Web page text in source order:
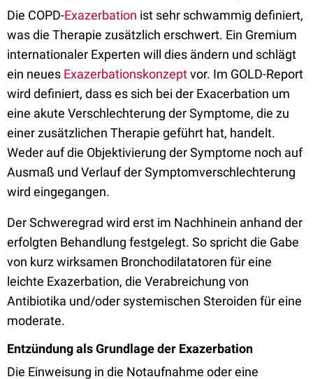
Die COPD-Exazerbation ist sehr schwammig definiert,
was die Therapie zusätzlich erschwert. Ein Gremium
internationaler Experten will dies ändern und schlägt
ein neues Exazerbationskonzeptvor. Im GOLD-Report
wird definiert, dass es sich bei der Exacerbation um
eine akute Verschlechterung der Symptome, die zu
einer zusätzlichen Therapie geführt hat, handelt.
Weder auf die Objektivierung der Symptome noch auf
Ausmaß und Verlauf der Symptomverschlechterung
wird eingegangen.
Der Schweregrad wird erst im Nachhinein anhand der
erfolgten Behandlung festgelegt. So spricht die Gabe
von kurz wirksamen Bronchodilatatoren für eine
leichte Exazerbation, die Verabreichung von
Antibiotika und/oder systemischen Steroiden für eine
moderate.
Entzündung als Grundlage der Exazerbation
Die Einweisung in die Notaufnahme oder eine